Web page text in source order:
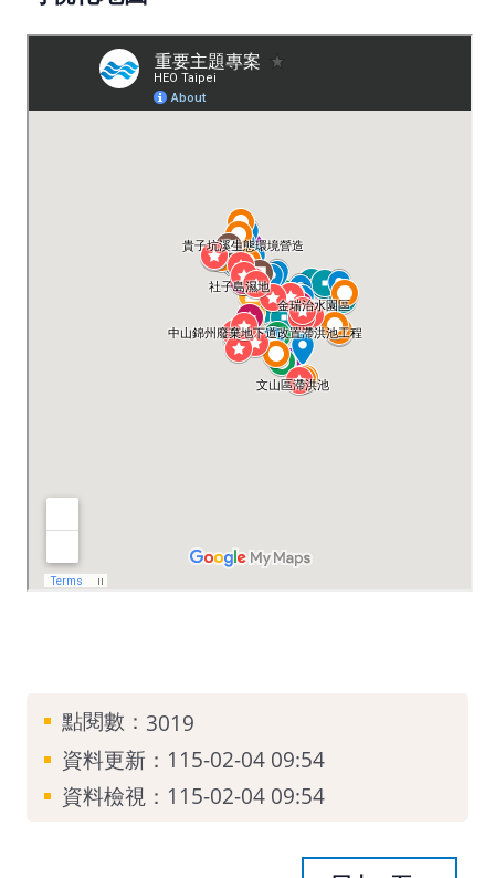
點閱數： 3019
資料更新： 115-02-04 09:54
資料檢視： 115-02-04 09:54